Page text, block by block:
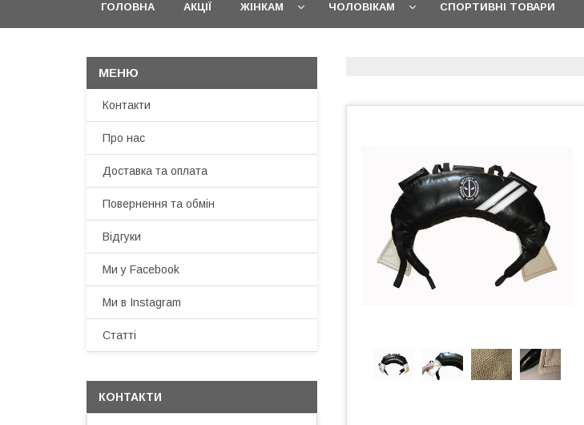
ГОЛОВНА АКЦІЇ ЖІНКАМ ЧОЛОВІКАМ СПОРТИВНІ ТОВАРИ
Контакти
Про нас
Доставка та оплата
Повернення та обмін
Відгуки
Ми у Facebook
Ми в Instagram
Статті
КОНТАКТИ